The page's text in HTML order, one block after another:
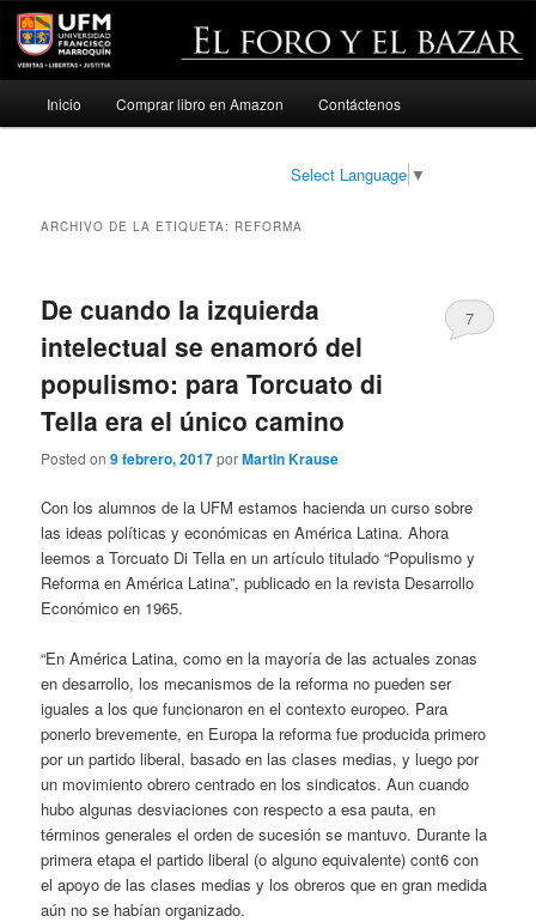
Ir
Ir
Inicio Comprar libro en Amazon Contáctenos
Select Language ▼
ARCHIVO DE LA ETIQUETA: REFORMA
De cuando la izquierda
intelectual se enamoró del
populismo: para Torcuato di
Tella era el único camino
Posted on9 febrero, 2017porMartin Krause
7
Con los alumnos de la UFM estamos hacienda un curso sobre
las ideas políticas y económicas en América Latina. Ahora
leemos a Torcuato Di Tella en un artículo titulado “Populismo y
Reforma en América Latina”, publicado en la revista Desarrollo
Económico en 1965.
“En América Latina, como en la mayoría de las actuales zonas
en desarrollo, los mecanismos de la reforma no pueden ser
iguales a los que funcionaron en el contexto europeo. Para
ponerlo brevemente, en Europa la reforma fue producida primero
por un partido liberal, basado en las clases medias, y luego por
un movimiento obrero centrado en los sindicatos. Aun cuando
hubo algunas desviaciones con respecto a esa pauta, en
términos generales el orden de sucesión se mantuvo. Durante la
primera etapa el partido liberal (o alguno equivalente) cont6 con
el apoyo de las clases medias y los obreros que en gran medida
aún no se habían organizado.